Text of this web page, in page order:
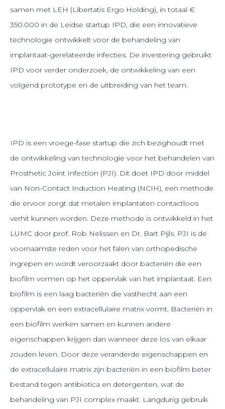
samen met LEH (Libertatis Ergo Holding), in totaal €
350.000 in de Leidse startup IPD, die een innovatieve
technologie ontwikkelt voor de behandeling van
implantaat-gerelateerde infecties. De investering gebruikt
IPD voor verder onderzoek, de ontwikkeling van een
volgend prototype en de uitbreiding van het team.
IPD is een vroege-fase startup die zich bezighoudt met
de ontwikkeling van technologie voor het behandelen van
Prosthetic Joint Infection (PJI). Dit doet IPD door middel
van Non-Contact Induction Heating (NCIH), een methode
die ervoor zorgt dat metalen implantaten contactloos
verhit kunnen worden. Deze methode is ontwikkeld in het
LUMC door prof. Rob Nelissen en Dr. Bart Pijls. PJI is de
voornaamste reden voor het falen van orthopedische
ingrepen en wordt veroorzaakt door bacteriën die een
biofilm vormen op het oppervlak van het implantaat. Een
biofilm is een laag bacteriën die vasthecht aan een
oppervlak en een extracellulaire matrix vormt. Bacteriën in
een biofilm werken samen en kunnen andere
eigenschappen krijgen dan wanneer deze los van elkaar
zouden leven. Door deze veranderde eigenschappen en
de extracellulaire matrix zijn bacteriën in een biofilm beter
bestand tegen antibiotica en detergenten, wat de
behandeling van PJI complex maakt. Langdurig gebruik